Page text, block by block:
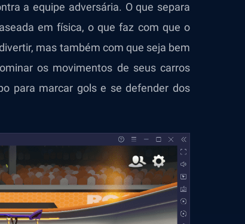
a equipe adversária. O que separa
em física, o que faz com que o
mas também com que seja bem
os movimentos de seus carros
para marcar gols e se defender dos